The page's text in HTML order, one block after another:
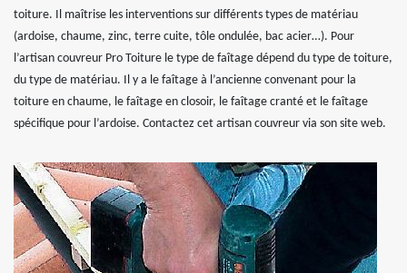
toiture. Il maîtrise les interventions sur différents types de matériau
(ardoise, chaume, zinc, terre cuite, tôle ondulée, bac acier…). Pour
l’artisan couvreur Pro Toiture le type de faîtage dépend du type de toiture,
du type de matériau. Il y a le faîtage à l’ancienne convenant pour la
toiture en chaume, le faîtage en closoir, le faîtage cranté et le faîtage
spécifique pour l’ardoise. Contactez cet artisan couvreur via son site web.